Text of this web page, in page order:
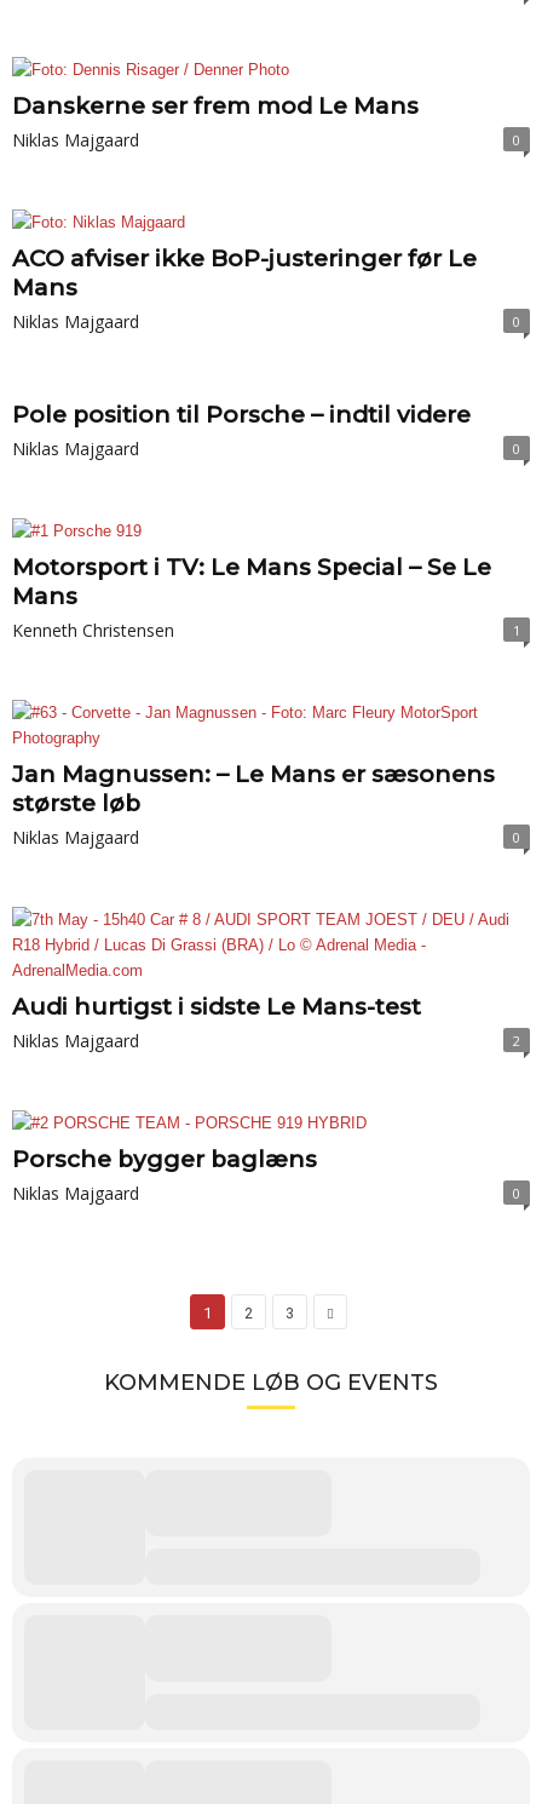
Danskerne ser frem mod Le Mans
Niklas Majgaard 0
ACO afviser ikke BoP-justeringer før Le
Mans
Niklas Majgaard 0
Pole position til Porsche – indtil videre
Niklas Majgaard 0
Motorsport i TV: Le Mans Special – Se Le
Mans
Kenneth Christensen 1
Jan Magnussen: – Le Mans er sæsonens
største løb
Niklas Majgaard 0
Audi hurtigst i sidste Le Mans-test
Niklas Majgaard 2
Porsche bygger baglæns
Niklas Majgaard 0
1 2 3
KOMMENDE LØB OG EVENTS